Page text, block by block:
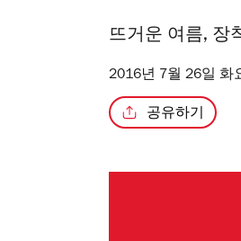
뜨거운 여름, 장
2016년 7월 26일 화
공유하기